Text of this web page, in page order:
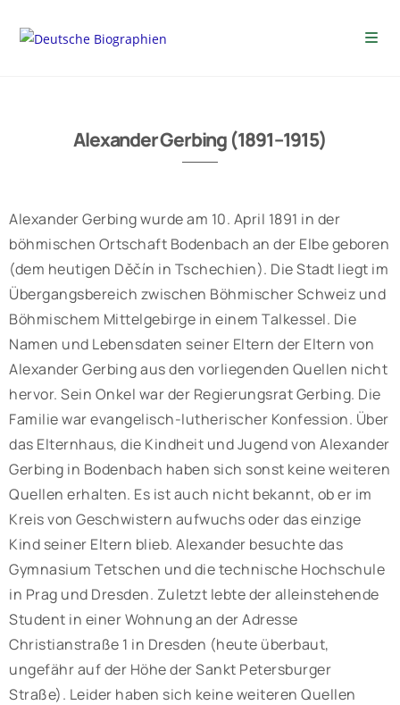
Alexander Gerbing (1891–1915)
Alexander Gerbing wurde am 10. April 1891 in der
böhmischen Ortschaft Bodenbach an der Elbe geboren
(dem heutigen Děčín in Tschechien). Die Stadt liegt im
Übergangsbereich zwischen Böhmischer Schweiz und
Böhmischem Mittelgebirge in einem Talkessel. Die
Namen und Lebensdaten seiner Eltern der Eltern von
Alexander Gerbing aus den vorliegenden Quellen nicht
hervor. Sein Onkel war der Regierungsrat Gerbing. Die
Familie war evangelisch-lutherischer Konfession. Über
das Elternhaus, die Kindheit und Jugend von Alexander
Gerbing in Bodenbach haben sich sonst keine weiteren
Quellen erhalten. Es ist auch nicht bekannt, ob er im
Kreis von Geschwistern aufwuchs oder das einzige
Kind seiner Eltern blieb. Alexander besuchte das
Gymnasium Tetschen und die technische Hochschule
in Prag und Dresden. Zuletzt lebte der alleinstehende
Student in einer Wohnung an der Adresse
Christianstraße 1 in Dresden (heute überbaut,
ungefähr auf der Höhe der Sankt Petersburger
Straße). Leider haben sich keine weiteren Quellen